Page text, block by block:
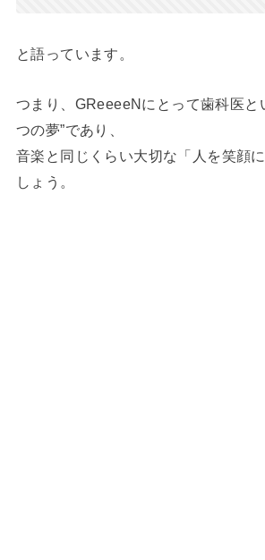
と語っています。
つまり、GReeeeNにとって歯科医と
つの夢”であり、
音楽と同じくらい大切な「人を笑顔
しょう。